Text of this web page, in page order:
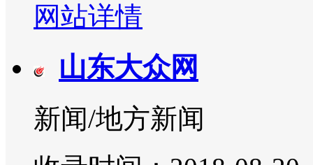
网站详情
山东大众网
新闻/地方新闻